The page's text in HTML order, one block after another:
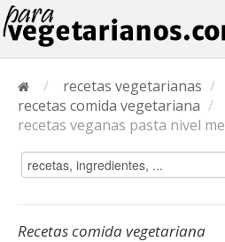
/ recetas vegetarianas /
recetas comida vegetariana /
recetas veganas pasta nivel
Recetas comida vegetariana